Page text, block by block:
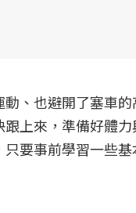
、也避開了塞車
上來，準備好體力
要事前學習一些基